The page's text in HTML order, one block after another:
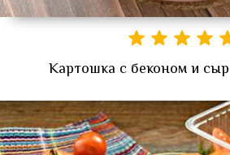
Картошка с беконом и